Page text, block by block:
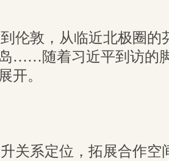
伦敦，从临近北极圈的
……随着习近平到访的
开。
关系定位，拓展合作空